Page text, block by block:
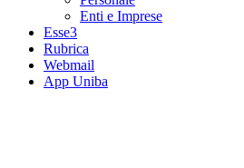
Enti e Imprese
Esse3
Rubrica
Webmail
App Uniba